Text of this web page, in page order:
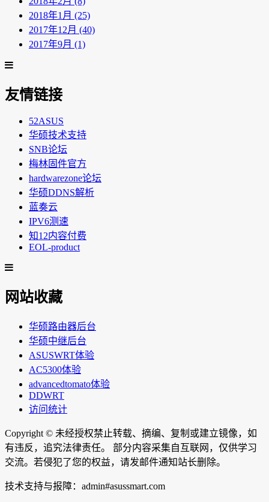
2018年1月 (25)
2017年12月 (40)
2017年9月 (1)
友情链接
52ASUS
华硕技术支持
SNB论坛
梅林固件官方
hardwarezone论坛
华硕DDNS解析
蓝奏云
IPV6测速
知12内容付费
EOL-product
网站收藏
华硕路由器后台
华硕中继后台
ASUSWRT体验
AC5300体验
advancedtomato体验
DDWRT
访问统计
Copyright © 未经授权禁止转载、摘编、复制或建立镜像，如
有违反，追究法律责任。 部分内容采集自互联网，仅供学习
交流。若侵犯了您的权益，请发邮件通知站长删除。
技术支持与报障：admin#asussmart.com